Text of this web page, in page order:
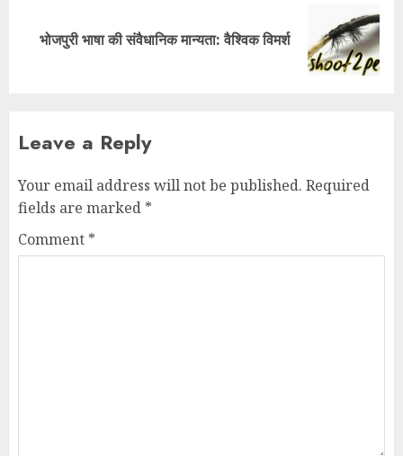
भोजपुरी भाषा की संवैधानिक मान्यता: वैश्विक विमर्श
Leave a Reply
Your email address will not be published. Required
fields are marked *
Comment *